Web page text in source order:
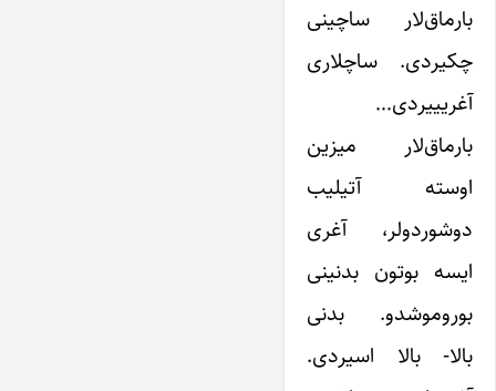
بارماق‌لار ساچینی
چکیردی. ساچلاری
آغریییردی…
بارماق‌لار میزین
اوسته آتیلیب
دوشوردولر، آغری
ایسه بوتون بدنینی
بوروموشدو. بدنی
بالا- بالا اسیردی.